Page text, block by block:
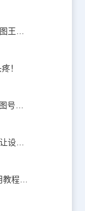
CAD坐标系切换功能详解，浩辰CAD看图王让设计更自由！
！
告别低效手动编号，CAD自动更新图名图号轻松搞定！
浩辰CAD看图王：一键插入CAD图块，让设计更高效！
高效创建椅子3D模型：浩辰3D软件实用教程分享！